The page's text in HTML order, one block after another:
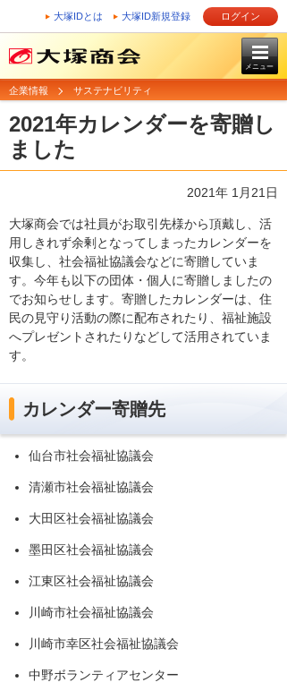
大塚IDとは 大塚ID新規登録 ログイン
メニュー
企業情報 サステナビリティ
2021年カレンダーを寄贈し
ました
2021年 1月21日
大塚商会では社員がお取引先様から頂戴し、活
用しきれず余剰となってしまったカレンダーを
収集し、社会福祉協議会などに寄贈していま
す。今年も以下の団体・個人に寄贈しましたの
でお知らせします。寄贈したカレンダーは、住
民の見守り活動の際に配布されたり、福祉施設
へプレゼントされたりなどして活用されていま
す。
カレンダー寄贈先
仙台市社会福祉協議会
清瀬市社会福祉協議会
大田区社会福祉協議会
墨田区社会福祉協議会
江東区社会福祉協議会
川崎市社会福祉協議会
川崎市幸区社会福祉協議会
中野ボランティアセンター